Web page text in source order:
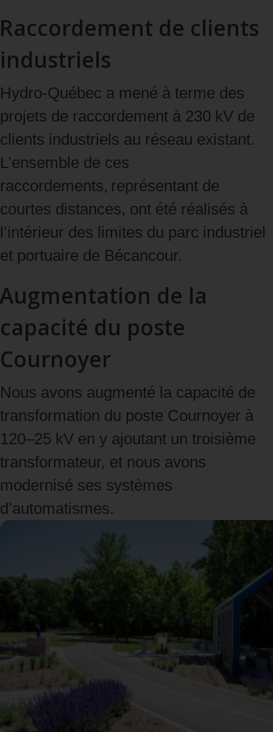
Raccordement de clients
industriels
Hydro‑Québec a mené à terme des
projets de raccordement à 230 kV de
clients industriels au réseau existant.
L’ensemble de ces
raccordements, représentant de
courtes distances, ont été réalisés à
l’intérieur des limites du parc industriel
et portuaire de Bécancour.
Augmentation de la
capacité du poste
Cournoyer
Nous avons augmenté la capacité de
transformation du poste Cournoyer à
120–25 kV en y ajoutant un troisième
transformateur, et nous avons
modernisé ses systèmes
d’automatismes.